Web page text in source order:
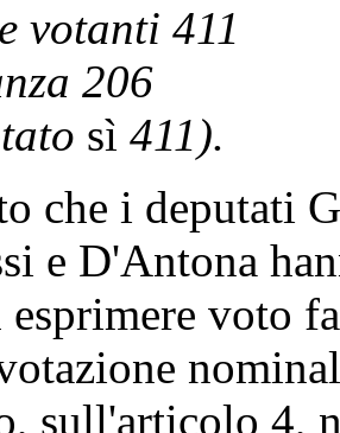
votanti 411
206
sì 411).
che i deputati
e D'Antona
voto
sull'articolo 4,